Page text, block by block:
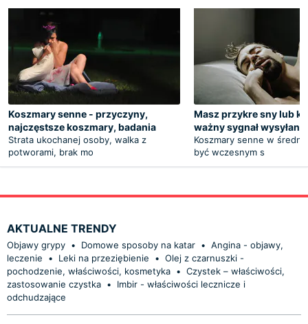
Koszmary senne - przyczyny,
najczęstsze koszmary, badania
Strata ukochanej osoby, walka z
potworami, brak mo
Masz przykre sny lub
ważny sygnał
Koszmary senne w
być wczesnym s
AKTUALNE TRENDY
Objawy grypy • Domowe sposoby na katar • Angina - objawy,
leczenie
• Leki na przeziębienie • Olej z czarnuszki -
pochodzenie, właściwości, kosmetyka • Czystek – właściwości,
zastosowanie czystka •
Imbir - właściwości lecznicze i
odchudzające